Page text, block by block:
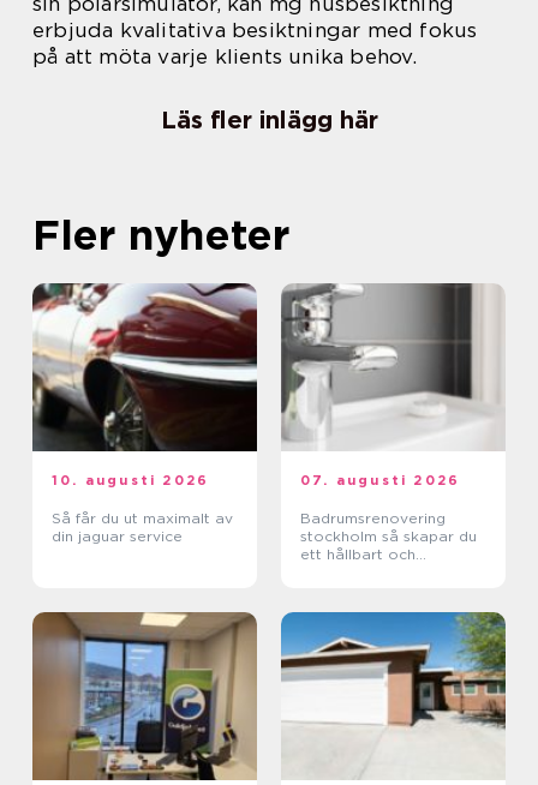
erbjuda kvalitativa besiktningar med fokus
på att möta varje klients unika behov.
Läs fler inlägg här
Fler nyheter
10. augusti 2026
Så får du ut maximalt av
din jaguar service
07. augusti 2026
Badrumsrenovering
stockholm så skapar du
ett hållbart och